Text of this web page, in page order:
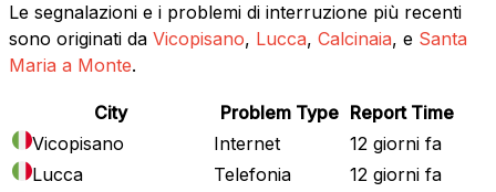
Le segnalazioni e i problemi di interruzione più recenti
sono originati da Vicopisano, Lucca, Calcinaia, e Santa
Maria a Monte.
City Problem Type Report Time
Vicopisano
Internet
12 giorni fa
Lucca
Telefonia
12 giorni fa